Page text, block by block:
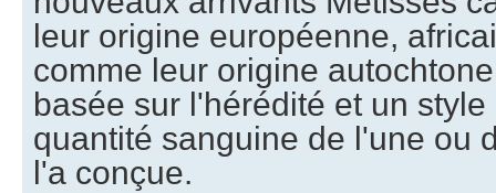
leur origine européenne,
comme leur origine
basée sur l'hérédité et un
quantité sanguine de l'une ou
l'a conçue.